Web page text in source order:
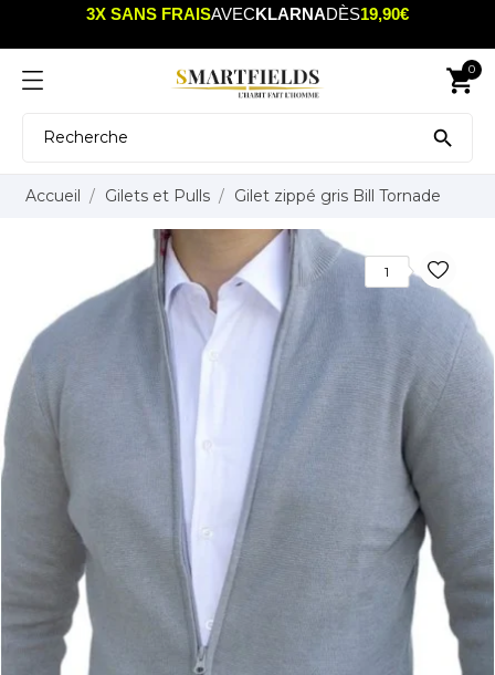
3X SANS FRAISAVECKLARNADÈS19,90€
shopping_cart
0

Accueil Gilets et Pulls Gilet zippé gris Bill Tornade
1